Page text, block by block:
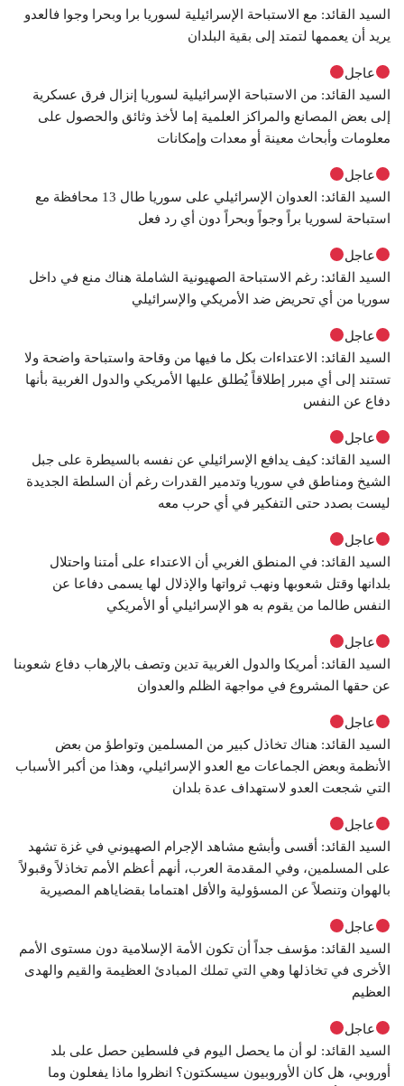
السيد القائد: مع الاستباحة الإسرائيلية لسوريا برا وبحرا وجوا فالعدو
يريد أن يعممها لتمتد إلى بقية البلدان
عاجل
السيد القائد: من الاستباحة الإسرائيلية لسوريا إنزال فرق عسكرية
إلى بعض المصانع والمراكز العلمية إما لأخذ وثائق والحصول على
معلومات وأبحاث معينة أو معدات وإمكانات
عاجل
السيد القائد: العدوان الإسرائيلي على سوريا طال 13 محافظة مع
استباحة لسوريا براً وجواً وبحراً دون أي رد فعل
عاجل
السيد القائد: رغم الاستباحة الصهيونية الشاملة هناك منع في داخل
سوريا من أي تحريض ضد الأمريكي والإسرائيلي
عاجل
السيد القائد: الاعتداءات بكل ما فيها من وقاحة واستباحة واضحة ولا
تستند إلى أي مبرر إطلاقاً يُطلق عليها الأمريكي والدول الغربية بأنها
دفاع عن النفس
عاجل
السيد القائد: كيف يدافع الإسرائيلي عن نفسه بالسيطرة على جبل
الشيخ ومناطق في سوريا وتدمير القدرات رغم أن السلطة الجديدة
ليست بصدد حتى التفكير في أي حرب معه
عاجل
السيد القائد: في المنطق الغربي أن الاعتداء على أمتنا واحتلال
بلدانها وقتل شعوبها ونهب ثرواتها والإذلال لها يسمى دفاعا عن
النفس طالما من يقوم به هو الإسرائيلي أو الأمريكي
عاجل
السيد القائد: أمريكا والدول الغربية تدين وتصف بالإرهاب دفاع شعوبنا
عن حقها المشروع في مواجهة الظلم والعدوان
عاجل
السيد القائد: هناك تخاذل كبير من المسلمين وتواطؤ من بعض
الأنظمة وبعض الجماعات مع العدو الإسرائيلي، وهذا من أكبر الأسباب
التي شجعت العدو لاستهداف عدة بلدان
عاجل
السيد القائد: أقسى وأبشع مشاهد الإجرام الصهيوني في غزة تشهد
على المسلمين، وفي المقدمة العرب، أنهم أعظم الأمم تخاذلاً وقبولاً
بالهوان وتنصلاً عن المسؤولية والأقل اهتماما بقضاياهم المصيرية
عاجل
السيد القائد: مؤسف جداً أن تكون الأمة الإسلامية دون مستوى الأمم
الأخرى في تخاذلها وهي التي تملك المبادئ العظيمة والقيم والهدى
العظيم
عاجل
السيد القائد: لو أن ما يحصل اليوم في فلسطين حصل على بلد
أوروبي، هل كان الأوروبيون سيسكتون؟ انظروا ماذا يفعلون وما